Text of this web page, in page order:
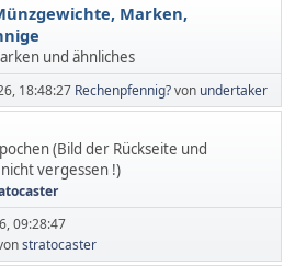
Marken,
und ähnliches
18:48:27 Rechenpfennig?von undertaker
(Bild der Rückseite und
vergessen !)
09:28:47
stratocaster